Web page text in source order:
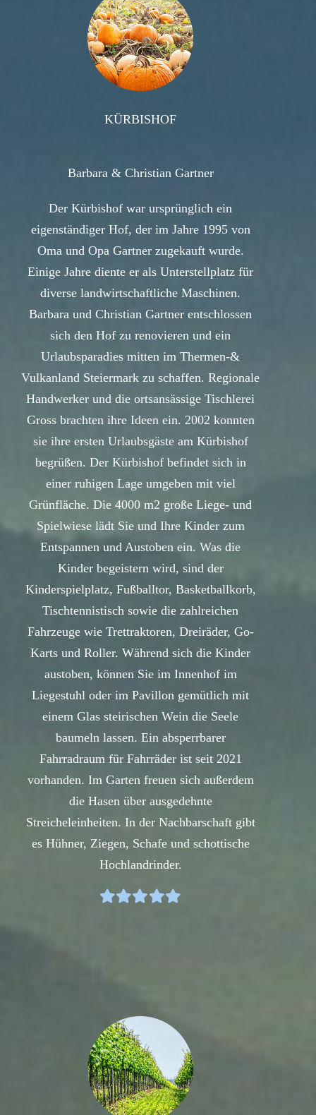
KÜRBISHOF
Barbara & Christian Gartner
Der Kürbishof war ursprünglich ein
eigenständiger Hof, der im Jahre 1995 von
Oma und Opa Gartner zugekauft wurde.
Einige Jahre diente er als Unterstellplatz für
diverse landwirtschaftliche Maschinen.
Barbara und Christian Gartner entschlossen
sich den Hof zu renovieren und ein
Urlaubsparadies mitten im Thermen-&
Vulkanland Steiermark zu schaffen. Regionale
Handwerker und die ortsansässige Tischlerei
Gross brachten ihre Ideen ein. 2002 konnten
sie ihre ersten Urlaubsgäste am Kürbishof
begrüßen. Der Kürbishof befindet sich in
einer ruhigen Lage umgeben mit viel
Grünfläche. Die 4000 m2 große Liege- und
Spielwiese lädt Sie und Ihre Kinder zum
Entspannen und Austoben ein. Was die
Kinder begeistern wird, sind der
Kinderspielplatz, Fußballtor, Basketballkorb,
Tischtennistisch sowie die zahlreichen
Fahrzeuge wie Trettraktoren, Dreiräder, Go-
Karts und Roller. Während sich die Kinder
austoben, können Sie im Innenhof im
Liegestuhl oder im Pavillon gemütlich mit
einem Glas steirischen Wein die Seele
baumeln lassen. Ein absperrbarer
Fahrradraum für Fahrräder ist seit 2021
vorhanden. Im Garten freuen sich außerdem
die Hasen über ausgedehnte
Streicheleinheiten. In der Nachbarschaft gibt
es Hühner, Ziegen, Schafe und schottische
Hochlandrinder.